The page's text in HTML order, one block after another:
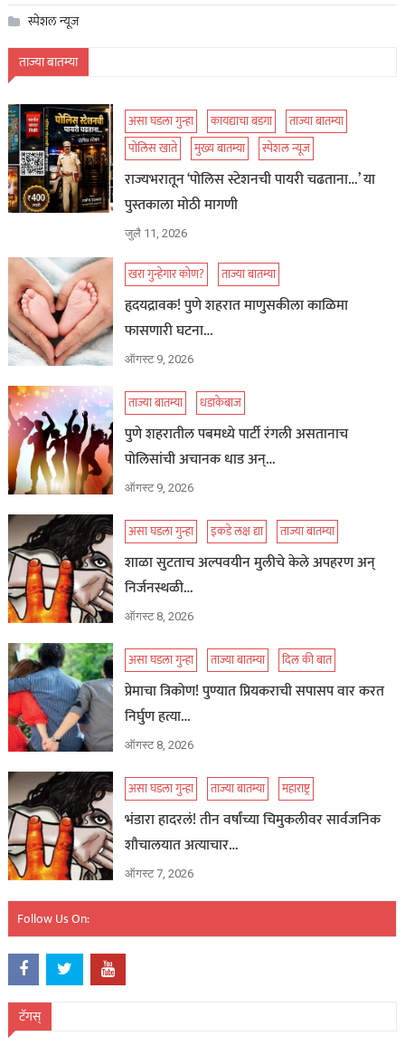
स्पेशल न्यूज
ताज्या बातम्या
असा घडला गुन्हा कायद्याचा बडगा
ताज्या बातम्या
पोलिस खाते
मुख्य बातम्या स्पेशल न्यूज
राज्यभरातून ‘पोलिस स्टेशनची पायरी चढताना…’ या
पुस्तकाला मोठी मागणी
जुलै 11, 2026
खरा गुन्हेगार कोण? ताज्या बातम्या
हृदयद्रावक! पुणे शहरात माणुसकीला काळिमा
फासणारी घटना…
ऑगस्ट 9, 2026
ताज्या बातम्या धडाकेबाज
पुणे शहरातील पबमध्ये पार्टी रंगली असतानाच
पोलिसांची अचानक धाड अन्…
ऑगस्ट 9, 2026
असा घडला गुन्हा इकडे लक्ष द्या ताज्या बातम्या
शाळा सुटताच अल्पवयीन मुलीचे केले अपहरण अन्
निर्जनस्थळी…
ऑगस्ट 8, 2026
असा घडला गुन्हा ताज्या बातम्या दिल की बात
प्रेमाचा त्रिकोण! पुण्यात प्रियकराची सपासप वार करत
निर्घुण हत्या…
ऑगस्ट 8, 2026
असा घडला गुन्हा ताज्या बातम्या महाराष्ट्र
भंडारा हादरलं! तीन वर्षांच्या चिमुकलीवर सार्वजनिक
शौचालयात अत्याचार…
ऑगस्ट 7, 2026
Follow Us On:
टॅगस्